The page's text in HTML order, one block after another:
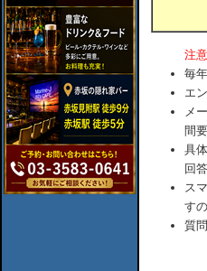
注
毎
エ
メ
間
具
回
ス
す
質